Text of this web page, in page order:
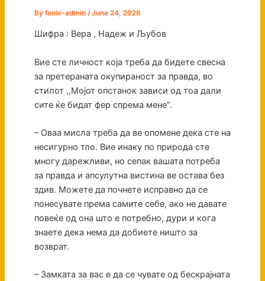
By fenix-admin /June 24, 2026
Шифра : Вера , Надеж и Љубов
Вие сте личност која треба да бидете свесна
за претераната окупираност за правда, во
стилот ,,Мојот опстанок зависи од тоа дали
сите ќе бидат фер спрема мене“.
– Оваа мисла треба да ве опомене дека сте на
несигурно тло. Вие инаку по природа сте
многу дарежливи, но сепак вашата потреба
за правда и апсулутна вистина ве остава без
здив. Можете да почнете исправно да се
понесувате према самите себе, ако не давате
повеќе од она што е потребно, дури и кога
знаете дека нема да добиете ништо за
возврат.
– Замката за вас е да се чувате од бескрајната